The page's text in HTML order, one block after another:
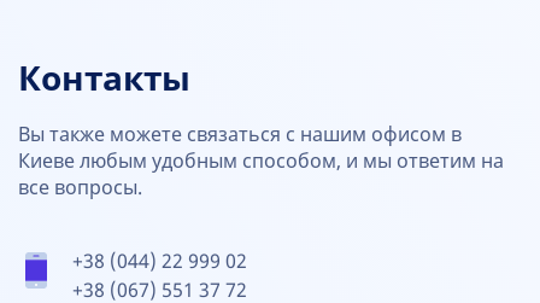
Контакты
Вы также можете связаться с нашим офисом в
Киеве любым удобным способом, и мы ответим на
все вопросы.
+38 (044) 22 999 02
+38 (067) 551 37 72